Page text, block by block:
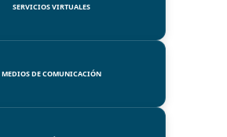
SERVICIOS VIRTUALES
MEDIOS DE COMUNICACIÓN